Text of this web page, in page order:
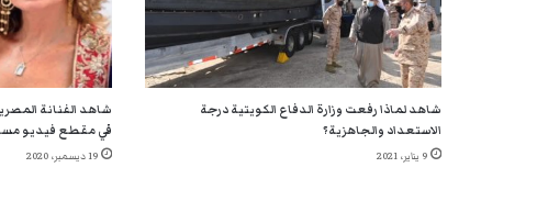
شاهد لماذا رفعت وزارة الدفاع الكويتية درجة
الاستعداد والجاهزية؟
9 يناير، 2021
شاهد الفنانة
في مقطع فيديو
19 ديسمبر، 2020